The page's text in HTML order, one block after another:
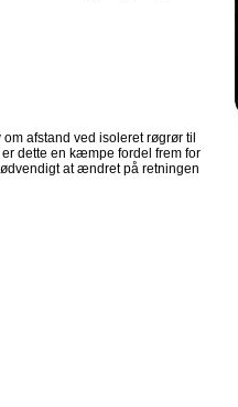
afstand ved isoleret røgrør til
dette en kæmpe fordel frem for
at ændret på retningen